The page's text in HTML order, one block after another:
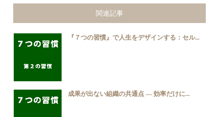
関連記事
『７つの習慣』で人生をデザインする：セル...
成果が出ない組織の共通点 ― 効率だけに...